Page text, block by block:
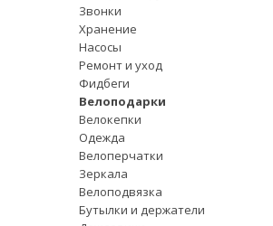
Звонки
Хранение
Насосы
Ремонт и уход
Фидбеги
Велоподарки
Велокепки
Одежда
Велоперчатки
Зеркала
Велоподвязка
Бутылки и держатели